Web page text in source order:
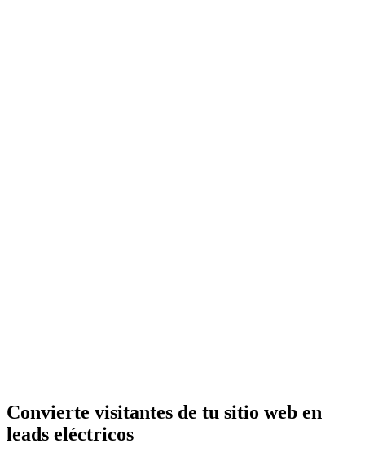
Convierte visitantes de tu sitio web en
leads eléctricos